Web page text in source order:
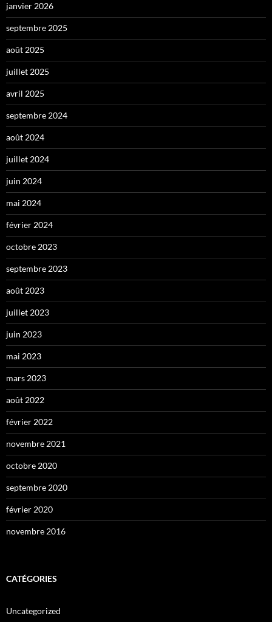
janvier 2026
septembre 2025
août 2025
juillet 2025
avril 2025
septembre 2024
août 2024
juillet 2024
juin 2024
mai 2024
février 2024
octobre 2023
septembre 2023
août 2023
juillet 2023
juin 2023
mai 2023
mars 2023
août 2022
février 2022
novembre 2021
octobre 2020
septembre 2020
février 2020
novembre 2016
CATÉGORIES
Uncategorized